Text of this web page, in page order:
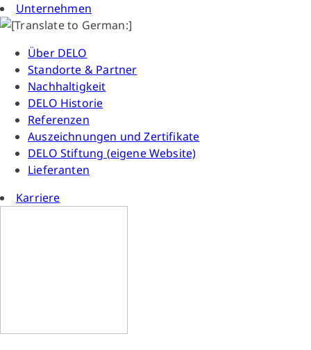
Unternehmen
Über DELO
Standorte & Partner
Nachhaltigkeit
DELO Historie
Referenzen
Auszeichnungen und Zertifikate
DELO Stiftung (eigene Website)
Lieferanten
Karriere